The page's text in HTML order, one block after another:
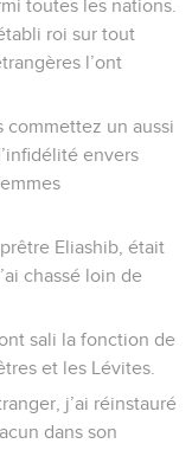
toutes les nations.
roi sur tout
l’ont
commettez un aussi
envers
Eliashib, était
chassé loin de
sali la fonction de
et les Lévites.
j’ai réinstauré
dans son